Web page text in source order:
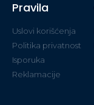
Pravila
Uslovi korišćenja
Politika privatnost
Isporuka
Reklamacije